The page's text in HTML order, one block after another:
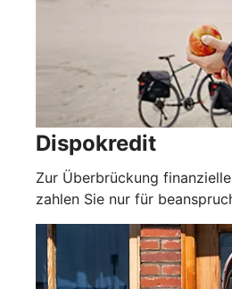
Dispokredit
Zur Überbrückung
zahlen Sie nur für